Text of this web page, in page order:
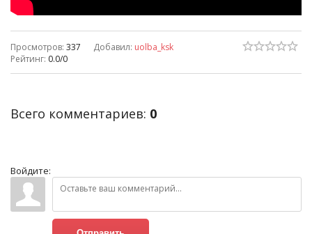
Просмотров: 337 Добавил: uolba_ksk
Рейтинг: 0.0/0
Всего комментариев: 0
Войдите: